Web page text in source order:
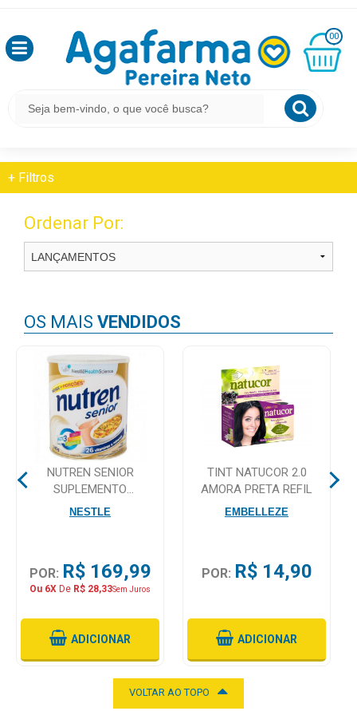
,
SEJA
LOGIN
&
MEUS
TODOS
DEPARTAMENTOS
Mamãe
Medicamentos
Cuidado
Adulto
Dermocosméticos
Dieta
00
R$
0,00
LIQUIDO PARA LENTES
+ Filtros
Ordenar Por:
OS MAIS VENDIDOS
NUTREN SENIOR
SUPLEMENTO
ALIMENTAR 740G SEM
NESTLE
POR: R$ 169,99
Ou 6X De R$ 28,33Sem Juros
ADICIONAR
TINT NATUCOR 2.0
AMORA PRETA REFIL
EMBELLEZE
POR: R$ 14,90
ADICIONAR
VOLTAR AO TOPO